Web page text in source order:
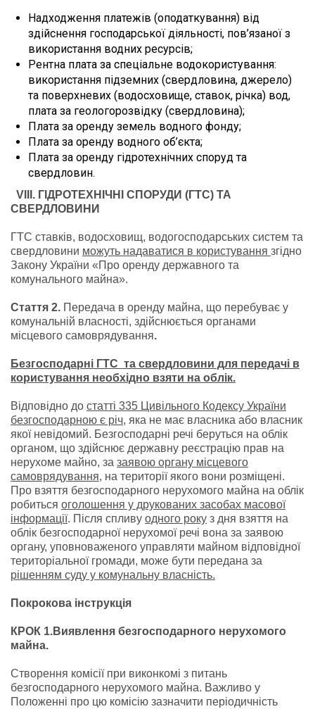
Надходження платежів (оподаткування) від
здійснення господарської діяльності, пов’язаної з
використання водних ресурсів;
Рентна плата за спеціальне водокористування:
використання підземних (свердловина, джерело)
та поверхневих (водосховище, ставок, річка) вод,
плата за геологорозвідку (свердловина);
Плата за оренду земель водного фонду;
Плата за оренду водного об’єкта;
Плата за оренду гідротехнічних споруд та
свердловин.
VIII . ГІДРОТЕХНІЧНІ СПОРУДИ (ГТС) ТА
СВЕРДЛОВИНИ
ГТС ставків, водосховищ, водогосподарських систем та
свердловини можуть надаватися в користування згідно
Закону України «Про оренду державного та
комунального майна».
Стаття 2. Передача в оренду майна, що перебуває у
комунальній власності, здійснюється органами
місцевого самоврядування.
Безгосподарні ГТС та свердловини для передачі в
користування необхідно взяти на облік.
Відповідно до статті 335 Цивільного Кодексу України
безгосподарною є річ, яка не має власника або власник
якої невідомий. Безгосподарні речі беруться на облік
органом, що здійснює державну реєстрацію прав на
нерухоме майно, за заявою органу місцевого
самоврядування, на території якого вони розміщені.
Про взяття безгосподарного нерухомого майна на облік
робиться оголошення у друкованих засобах масової
інформації. Після спливу одного року з дня взяття на
облік безгосподарної нерухомої речі вона за заявою
органу, уповноваженого управляти майном відповідної
територіальної громади, може бути передана за
рішенням суду у комунальну власність.
Покрокова інструкція
КРОК 1.Виявлення безгосподарного нерухомого
майна.
Створення комісії при виконкомі з питань
безгосподарного нерухомого майна. Важливо у
Положенні про цю комісію зазначити періодичність